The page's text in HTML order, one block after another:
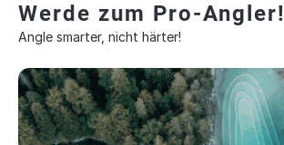
Werde zum Pro-Angler!
Angle smarter, nicht härter!